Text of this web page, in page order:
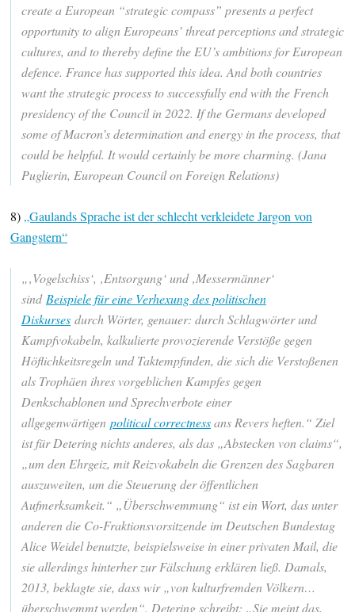
create a European “strategic compass” presents a perfect
opportunity to align Europeans’ threat perceptions and strategic
cultures, and to thereby define the EU’s ambitions for European
defence. France has supported this idea. And both countries
want the strategic process to successfully end with the French
presidency of the Council in 2022. If the Germans developed
some of Macron’s determination and energy in the process, that
could be helpful. It would certainly be more charming. (Jana
Puglierin, European Council on Foreign Relations)
8) „Gaulands Sprache ist der schlecht verkleidete Jargon von
Gangstern“
„‚Vogelschiss‘, ‚Entsorgung‘ und ‚Messermänner‘
sind Beispiele für eine Verhexung des politischen
Diskurses durch Wörter, genauer: durch Schlagwörter und
Kampfvokabeln, kalkulierte provozierende Verstöße gegen
Höflichkeitsregeln und Taktempfinden, die sich die Verstoßenen
als Trophäen ihres vorgeblichen Kampfes gegen
Denkschablonen und Sprechverbote einer
allgegenwärtigen political correctnessans Revers heften.“ Ziel
ist für Detering nichts anderes, als das „Abstecken von claims“,
„um den Ehrgeiz, mit Reizvokabeln die Grenzen des Sagbaren
auszuweiten, um die Steuerung der öffentlichen
Aufmerksamkeit.“ „Überschwemmung“ ist ein Wort, das unter
anderen die Co-Fraktionsvorsitzende im Deutschen Bundestag
Alice Weidel benutzte, beispielsweise in einer privaten Mail, die
sie allerdings hinterher zur Fälschung erklären ließ. Damals,
2013, beklagte sie, dass wir „von kulturfremden Völkern…
überschwemmt werden“. Detering schreibt: „Sie meint das,